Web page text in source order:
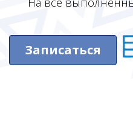
Записаться